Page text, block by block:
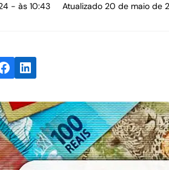
- às 10:43
Atualizado 20 de maio de
Telegram
on Facebook
Share on LinkedIn